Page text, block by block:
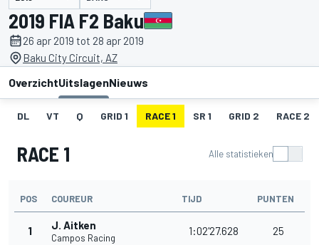
2019 FIA F2 Baku
26 apr 2019 tot 28 apr 2019
Baku City Circuit, AZ
OverzichtUitslagenNieuws
DL VT Q GRID 1 RACE 1 SR 1 GRID 2 RACE 2
RACE 1 Alle statistieken
POS COUREUR TIJD PUNTEN
1 J. Aitken
Campos Racing
1:02'27.628 25